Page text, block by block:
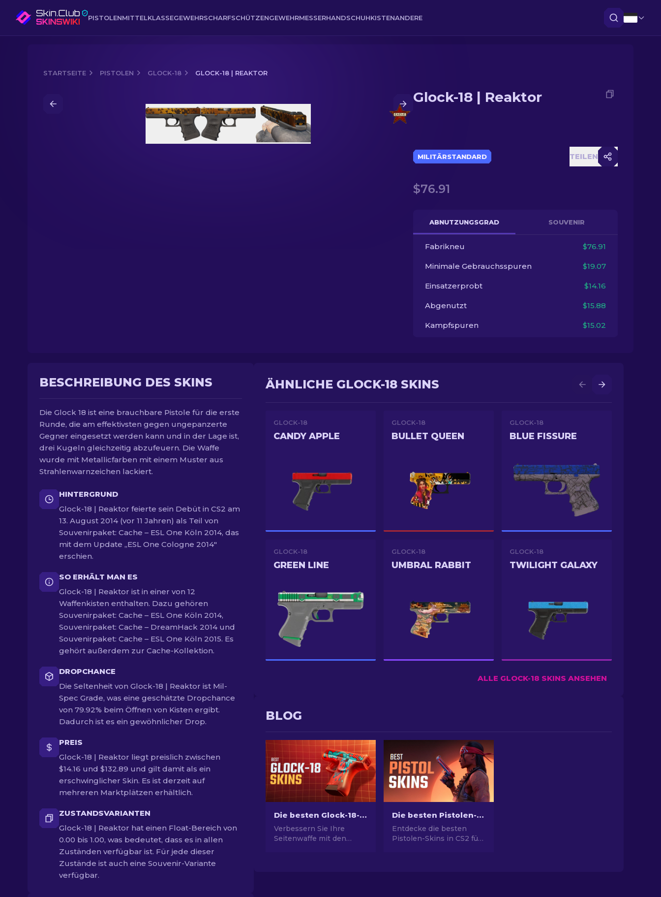
PISTOLENMITTELKLASSEGEWEHRSCHARFSCHÜTZENGEWEHRMESSERHANDSCHUHKISTENANDERE
STARTSEITE PISTOLEN GLOCK-18 GLOCK-18 | REAKTOR
Glock-18 | Reaktor
Glock-18 | Reaktor
MILITÄRSTANDARD TEILEN
$76.91
ABNUTZUNGSGRAD SOUVENIR
Fabrikneu $76.91
Minimale Gebrauchsspuren $19.07
Einsatzerprobt $14.16
Abgenutzt $15.88
Kampfspuren $15.02
BESCHREIBUNG DES SKINS
Die Glock 18 ist eine brauchbare Pistole für die erste
Runde, die am effektivsten gegen ungepanzerte
Gegner eingesetzt werden kann und in der Lage ist,
drei Kugeln gleichzeitig abzufeuern. Die Waffe
wurde mit Metallicfarben mit einem Muster aus
Strahlenwarnzeichen lackiert.
HINTERGRUND
Glock-18 | Reaktor feierte sein Debüt in CS2 am
13. August 2014 (vor 11 Jahren) als Teil von
Souvenirpaket: Cache – ESL One Köln 2014, das
mit dem Update „ESL One Cologne 2014"
erschien.
SO ERHÄLT MAN ES
Glock-18 | Reaktor ist in einer von 12
Waffenkisten enthalten. Dazu gehören
Souvenirpaket: Cache – ESL One Köln 2014,
Souvenirpaket: Cache – DreamHack 2014 und
Souvenirpaket: Cache – ESL One Köln 2015. Es
gehört außerdem zur Cache-Kollektion.
DROPCHANCE
Die Seltenheit von Glock-18 | Reaktor ist Mil-
Spec Grade, was eine geschätzte Dropchance
von 79.92% beim Öffnen von Kisten ergibt.
Dadurch ist es ein gewöhnlicher Drop.
PREIS
Glock-18 | Reaktor liegt preislich zwischen
$14.16 und $132.89 und gilt damit als ein
erschwinglicher Skin. Es ist derzeit auf
mehreren Marktplätzen erhältlich.
ZUSTANDSVARIANTEN
Glock-18 | Reaktor hat einen Float-Bereich von
0.00 bis 1.00, was bedeutet, dass es in allen
Zuständen verfügbar ist. Für jede dieser
Zustände ist auch eine Souvenir-Variante
verfügbar.
ÄHNLICHE GLOCK-18 SKINS
GLOCK-18
CANDY APPLE
GLOCK-18
BULLET QUEEN
GLOCK-18
BLUE FISSURE
GLOCK-18
GREEN LINE
GLOCK-18
UMBRAL RABBIT
GLOCK-18
TWILIGHT GALAXY
ALLE GLOCK-18 SKINS ANSEHEN
BLOG
Die besten Glock-18-Skins in CS2: Vollständige Liste [2026]
Verbessern Sie Ihre
Seitenwaffe mit den
Die besten Pistolen-Skins in CS2 [2026]
Entdecke die besten
Pistolen-Skins in CS2 für